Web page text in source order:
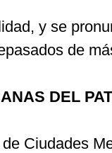
y se
de
DEL
Ciudades